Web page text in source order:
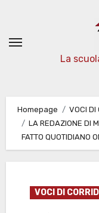
contenuto
La
Homepage
VOCI DI
LA REDAZIONE DI
FATTO QUOTIDIANO
VOCI DI